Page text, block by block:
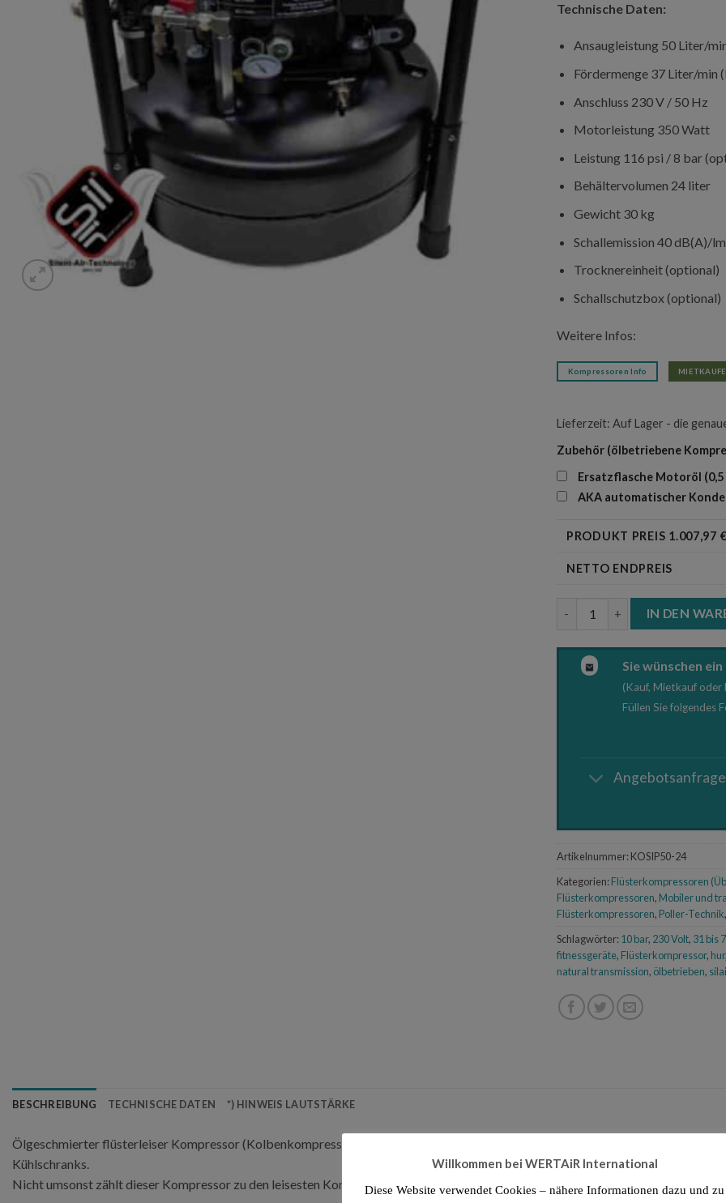
Technische Daten:
Ansaugleistung 50 Liter/
Fördermenge 37 Liter/min
Anschluss 230 V / 50 Hz
Motorleistung 350 Watt
Leistung 116 psi / 8 bar
Behältervolumen 24 liter
Gewicht 30 kg
Schallemission 40 dB(A)/
Trocknereinheit (optional)
Schallschutzbox (optional)
Weitere Infos:
Kompressoren Info
Lieferzeit: Auf Lager - die
Zubehör (ölbetriebene
Ersatzflasche Motoröl
AKA automatischer
PRODUKT PREIS 1.007,97
NETTO ENDPREIS
PANTHER 50-24IN DEN
Sie wünschen
(Kauf, Mietkauf oder
Füllen Sie folgendes
Angebotsanfrage
Artikelnummer: KOSIP50-24
Kategorien: Flüsterkompressoren
Flüsterkompressoren, Mobiler und
Flüsterkompressoren, Poller-Technik,
Schlagwörter: 10 bar, 230 Volt, 31 bis
fitnessgeräte, Flüsterkompressor, hur,
natural transmission, ölbetrieben,
BESCHREIBUNG TECHNISCHE DATEN *) HINWEIS LAUTSTÄRKE
Ölgeschmierter flüsterleiser Kompressor (Kolbenkompressor) mit 1 Motor und einem Drucklufttank für 24 Liter. Die Lautstärke
Kühlschranks.
Nicht umsonst zählt dieser Kompressor zu den leisesten Kompressoren der Welt.
Willkommen bei WERTAiR International
Diese Website verwendet Cookies – nähere Informationen dazu und zu